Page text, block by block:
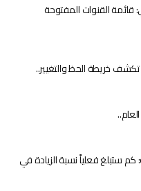
قائمة القنوات المفتوحة
كم ستبلغ فعلياً نسبة الزيادة في